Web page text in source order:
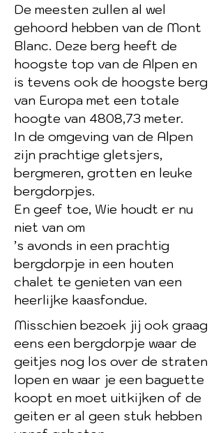
De meesten zullen al wel
gehoord hebben van de Mont
Blanc. Deze berg heeft de
hoogste top van de Alpen en
is tevens ook de hoogste berg
van Europa met een totale
hoogte van 4808,73 meter.
In de omgeving van de Alpen
zijn prachtige gletsjers,
bergmeren, grotten en leuke
bergdorpjes.
En geef toe, Wie houdt er nu
niet van om
’s avonds in een prachtig
bergdorpje in een houten
chalet te genieten van een
heerlijke kaasfondue.
Misschien bezoek jij ook graag
eens een bergdorpje waar de
geitjes nog los over de straten
lopen en waar je een baguette
koopt en moet uitkijken of de
geiten er al geen stuk hebben